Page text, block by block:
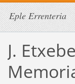
Eple Errenteria
J.